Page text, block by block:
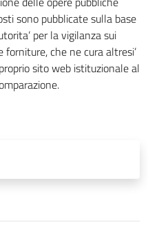
sono pubblicate sulla base
per la vigilanza sui
che ne cura altresi’
sito web istituzionale al